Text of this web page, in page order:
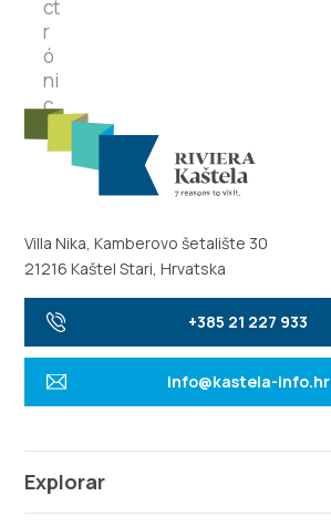
Villa Nika, Kamberovo šetalište 30
21216 Kaštel Stari, Hrvatska
+385 21 227 933
info@kastela-info.hr
Explorar